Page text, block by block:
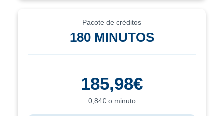
Pacote de créditos
180 MINUTOS
185,98€
0,84€ o minuto